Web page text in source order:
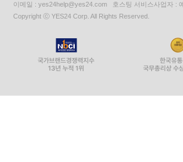
이메일 : yes24help@yes24.com 호스팅 서비스사업자 :
Copyright ⓒ YES24 Corp. All Rights Reserved.